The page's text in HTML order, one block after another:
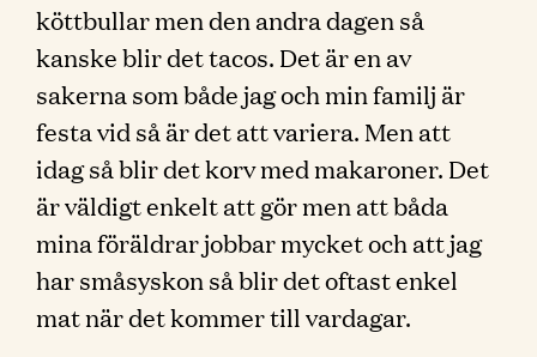
köttbullar men den andra dagen så
kanske blir det tacos. Det är en av
sakerna som både jag och min familj är
festa vid så är det att variera. Men att
idag så blir det korv med makaroner. Det
är väldigt enkelt att gör men att båda
mina föräldrar jobbar mycket och att jag
har småsyskon så blir det oftast enkel
mat när det kommer till vardagar.